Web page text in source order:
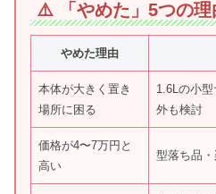
⚠️ 「やめた」5つの
やめた理由
本体が大きく置き
場所に困る
1.6Lの小
外も検討
価格が4〜7万円と
高い
型落ち品